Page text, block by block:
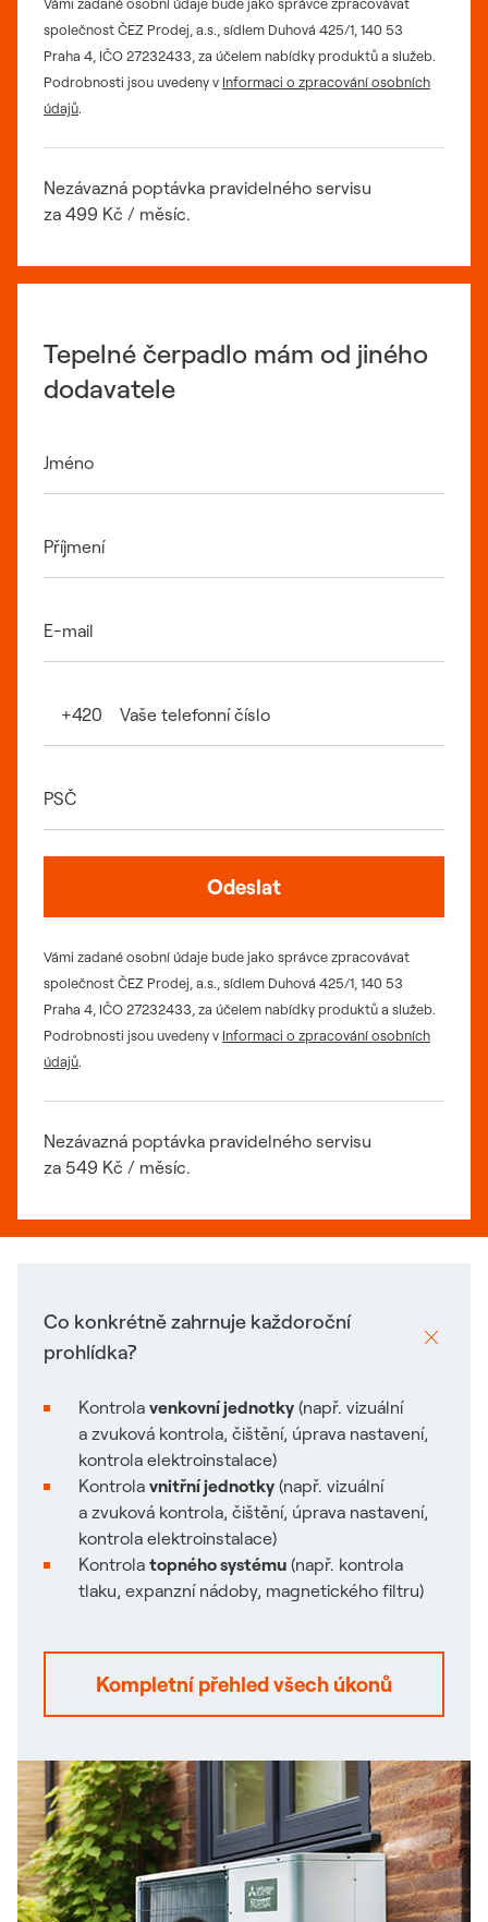
společnost ČEZ Prodej, a.s., sídlem Duhová 425/1, 140 53
Praha 4, IČO 27232433, za účelem nabídky produktů a služeb.
Podrobnosti jsou uvedeny v Informaci o zpracování osobních
údajů.
Nezávazná poptávka pravidelného servisu
za 499 Kč / měsíc.
Tepelné čerpadlo mám od jiného
dodavatele
+420
Odeslat
Vámi zadané osobní údaje bude jako správce zpracovávat
společnost ČEZ Prodej, a.s., sídlem Duhová 425/1, 140 53
Praha 4, IČO 27232433, za účelem nabídky produktů a služeb.
Podrobnosti jsou uvedeny v Informaci o zpracování osobních
údajů.
Nezávazná poptávka pravidelného servisu
za 549 Kč / měsíc.
Co konkrétně zahrnuje každoroční
prohlídka?
Kontrola venkovní jednotky (např. vizuální
a zvuková kontrola, čištění, úprava nastavení,
kontrola elektroinstalace)
Kontrola vnitřní jednotky (např. vizuální
a zvuková kontrola, čištění, úprava nastavení,
kontrola elektroinstalace)
Kontrola topného systému (např. kontrola
tlaku, expanzní nádoby, magnetického filtru)
Kompletní přehled všech úkonů